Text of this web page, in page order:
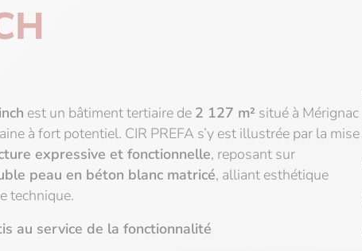
est un bâtiment tertiaire de 2 127 m² situé à Mérignac
à fort potentiel. CIR PREFA s’y est illustrée par la mise
expressive et fonctionnelle, reposant sur
peau en béton blanc matricé, alliant esthétique
technique.
au service de la fonctionnalité